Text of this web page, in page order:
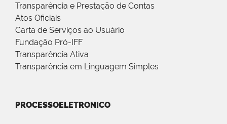
Transparência e Prestação de Contas
Atos Oficiais
Carta de Serviços ao Usuário
Fundação Pró-IFF
Transparência Ativa
Transparência em Linguagem Simples
PROCESSOELETRONICO